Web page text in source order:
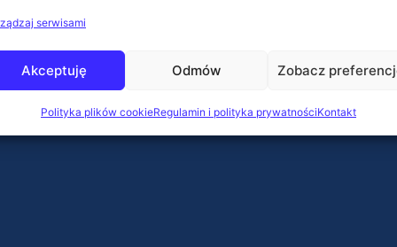
serwisami
Akceptuję Odmów Zobacz
Polityka plików cookieRegulamin i polityka prywatnościKontakt